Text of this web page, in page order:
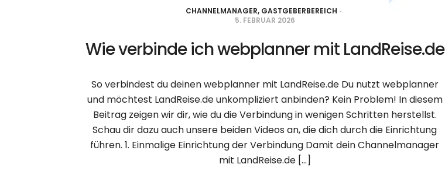
CHANNELMANAGER, GASTGEBERBEREICH
5. FEBRUAR 2026
Wie verbinde ich webplanner mit LandReise.de
So verbindest du deinen webplanner mit LandReise.de Du nutzt webplanner
und möchtest LandReise.de unkompliziert anbinden? Kein Problem! In diesem
Beitrag zeigen wir dir, wie du die Verbindung in wenigen Schritten herstellst.
Schau dir dazu auch unsere beiden Videos an, die dich durch die Einrichtung
führen. 1. Einmalige Einrichtung der Verbindung Damit dein Channelmanager
mit LandReise.de […]